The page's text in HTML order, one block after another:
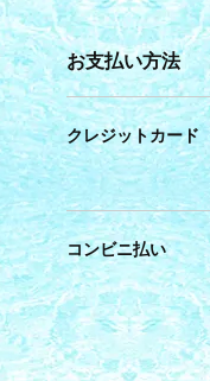
お支払い方法
クレジットカード
コンビニ払い